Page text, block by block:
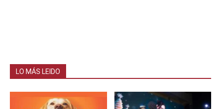
LO MÁS LEIDO